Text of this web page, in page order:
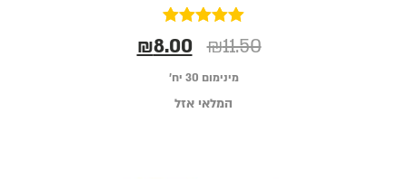
5.00
₪11.50
₪8.00
מינימום 30 יח׳
המלאי אזל